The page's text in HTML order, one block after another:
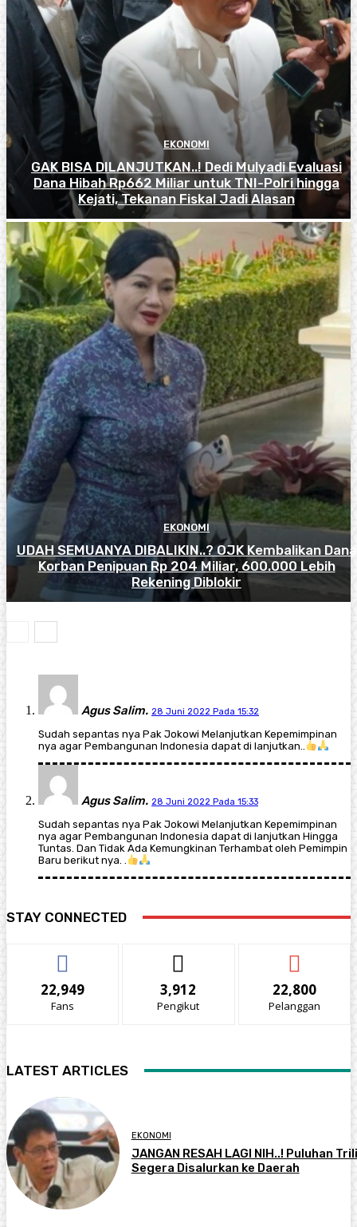
EKONOMI
GAK BISA DILANJUTKAN..! Dedi Mulyadi Evaluasi
Dana Hibah Rp662 Miliar untuk TNI-Polri hingga
Kejati, Tekanan Fiskal Jadi Alasan
EKONOMI
UDAH SEMUANYA DIBALIKIN..? OJK Kembalikan Dana
Korban Penipuan Rp 204 Miliar, 600.000 Lebih
Rekening Diblokir
Agus Salim. 28 Juni 2022 Pada 15:32
Sudah sepantas nya Pak Jokowi Melanjutkan Kepemimpinan
nya agar Pembangunan Indonesia dapat di lanjutkan..
Agus Salim. 28 Juni 2022 Pada 15:33
Sudah sepantas nya Pak Jokowi Melanjutkan Kepemimpinan
nya agar Pembangunan Indonesia dapat di lanjutkan Hingga
Tuntas. Dan Tidak Ada Kemungkinan Terhambat oleh Pemimpin
Baru berikut nya. .
STAY CONNECTED
22,949
Fans
3,912
Pengikut
22,800
Pelanggan
LATEST ARTICLES
EKONOMI
JANGAN RESAH LAGI NIH..! Puluhan
Segera Disalurkan ke Daerah